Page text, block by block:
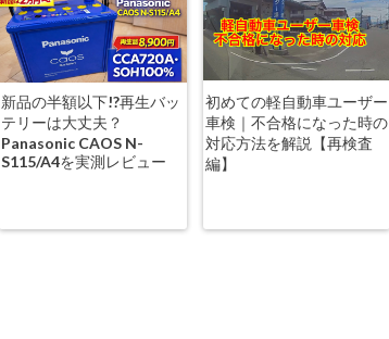
新品の半額以下!?再生バッ
テリーは大丈夫？
Panasonic CAOS N-
S115/A4を実測レビュー
初めての軽自動車ユーザー
車検｜不合格になった時の
対応方法を解説【再検査
編】